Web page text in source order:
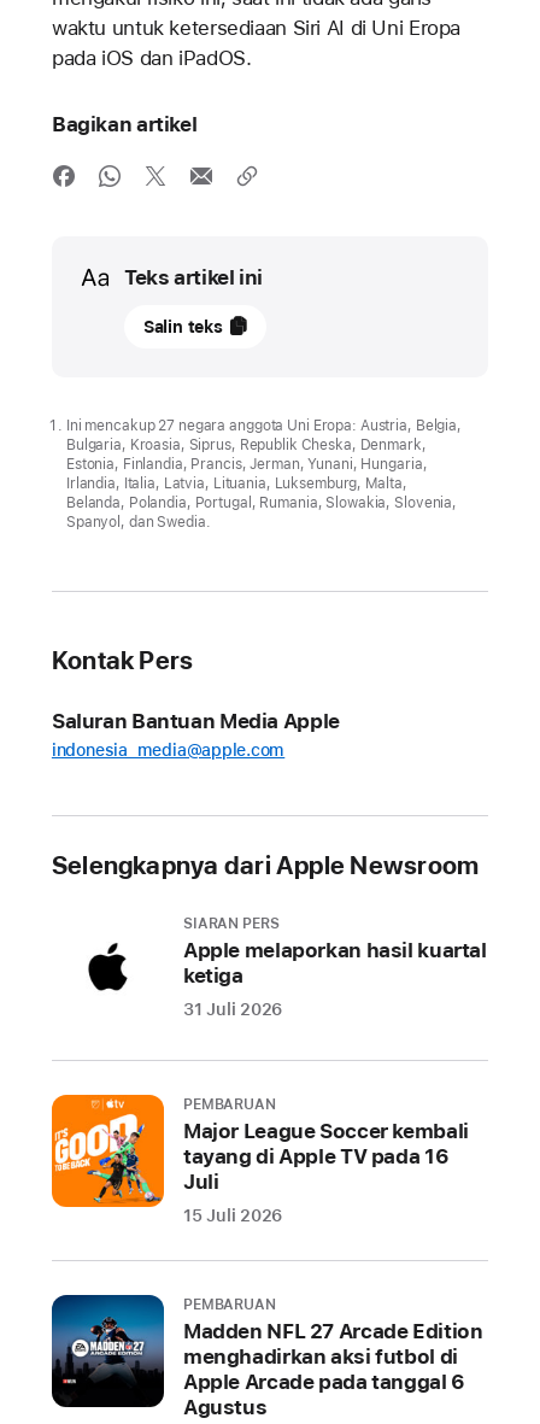
waktu untuk ketersediaan Siri AI di Uni Eropa
pada iOS dan iPadOS.
Bagikan artikel
Media
Teks artikel ini
09
PEMBARUAN
Karena
DMA,
Siri
tertunda
Uni
untuk
iOS
27
akan
tersedia
pengguna
Uni
Eropa
pada
macOS 27,
dan
Apple
hari
ini
memperkenalkan
Siri
Salin teks
Ini mencakup 27 negara anggota Uni Eropa: Austria, Belgia,
Bulgaria, Kroasia, Siprus, Republik Cheska, Denmark,
Estonia, Finlandia, Prancis, Jerman, Yunani, Hungaria,
Irlandia, Italia, Latvia, Lituania, Luksemburg, Malta,
Belanda, Polandia, Portugal, Rumania, Slowakia, Slovenia,
Spanyol, dan Swedia.
Kontak Pers
Saluran Bantuan Media Apple
indonesia_media@apple.com
Selengkapnya dari Apple Newsroom
SIARAN PERS
Apple melaporkan hasil kuartal
ketiga
31 Juli 2026
PEMBARUAN
Major League Soccer kembali
tayang di Apple TV pada 16
Juli
15 Juli 2026
PEMBARUAN
Madden NFL 27 Arcade Edition
menghadirkan aksi futbol di
Apple Arcade pada tanggal 6
Agustus